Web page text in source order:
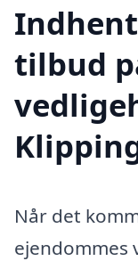
tilbud
Når det
ejendommes